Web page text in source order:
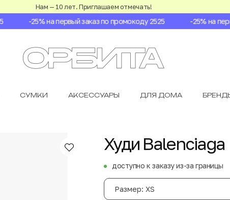
Нам — 10 лет. Приглашаем отмечать!
-25% на первый заказ по промокоду 2525 -25% на
СУМКИ АКСЕССУАРЫ ДЛЯ ДОМА
Худи Balenciaga
доступно к заказу из-за границы
Размер: XS